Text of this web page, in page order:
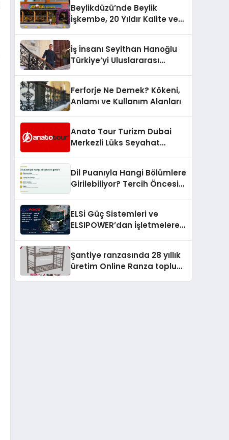
Holding Industrial City”
Projesini Hayata Geçirecek
Beylikdüzü’nde Beylik
İşkembe, 20 Yıldır Kalite ve
İş İnsanı Seyithan Hanoğlu
Türkiye’yi Uluslararası
Ferforje Ne Demek? Kökeni,
Anlamı ve Kullanım Alanları
Anato Tour Turizm Dubai
Merkezli Lüks Seyahat
Dil Puanıyla Hangi Bölümlere
Girilebiliyor? Tercih Öncesi
ELSİ Güç Sistemleri ve
ELSIPOWER’dan İşletmelere
Şantiye ranzasında 28 yıllık
üretim Online Ranza toplu